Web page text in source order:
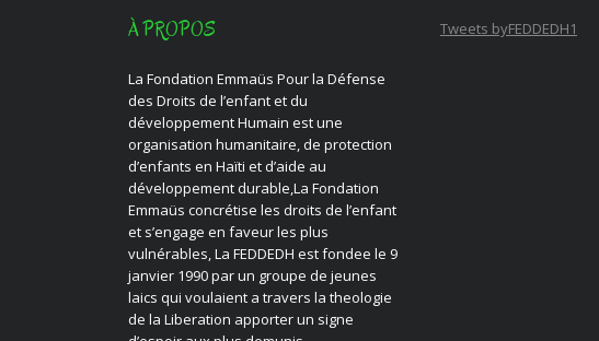
À PROPOS
La Fondation Emmaüs Pour la Défense
des Droits de l’enfant et du
développement Humain est une
organisation humanitaire, de protection
d’enfants en Haïti et d’aide au
développement durable,La Fondation
Emmaüs concrétise les droits de l’enfant
et s’engage en faveur les plus
vulnérables, La FEDDEDH est fondee le 9
janvier 1990 par un groupe de jeunes
laics qui voulaient a travers la theologie
de la Liberation apporter un signe
Tweets byFEDDEDH1